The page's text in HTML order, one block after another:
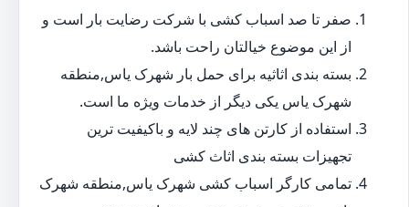
صفر تا صد اسباب کشی با شرکت رضایت بار است و
از این موضوع خیالتان راحت باشد.
بسته بندی اثاثیه برای حمل بار شهرک یاس,منطقه
شهرک یاس یکی دیگر از خدمات ویژه ما است.
استفاده از کارتن های چند لایه و باکیفیت ترین
تجهیزات بسته بندی اثاث کشی
تمامی کارگر اسباب کشی شهرک یاس,منطقه شهرک